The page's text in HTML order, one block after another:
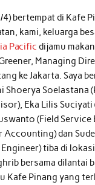
4) bertempat di Kafe
kami, keluarga
Pacific dijamu
Managing
ke Jakarta. Saya
Shoerya Soelastana
Eka Lilis Suciyati
(Field Service
Accounting) dan
tiba di
bersama dilantai
Kafe Pinang yang